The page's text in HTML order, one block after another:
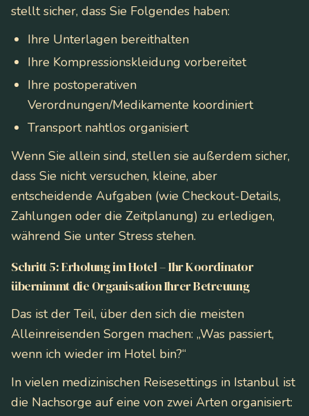
stellt sicher, dass Sie Folgendes haben:
Ihre Unterlagen bereithalten
Ihre Kompressionskleidung vorbereitet
Ihre postoperativen
Verordnungen/Medikamente koordiniert
Transport nahtlos organisiert
Wenn Sie allein sind, stellen sie außerdem sicher,
dass Sie nicht versuchen, kleine, aber
entscheidende Aufgaben (wie Checkout-Details,
Zahlungen oder die Zeitplanung) zu erledigen,
während Sie unter Stress stehen.
Schritt 5: Erholung im Hotel – Ihr Koordinator
übernimmt die Organisation Ihrer Betreuung
Das ist der Teil, über den sich die meisten
Alleinreisenden Sorgen machen: „Was passiert,
wenn ich wieder im Hotel bin?“
In vielen medizinischen Reisesettings in Istanbul ist
die Nachsorge auf eine von zwei Arten organisiert: